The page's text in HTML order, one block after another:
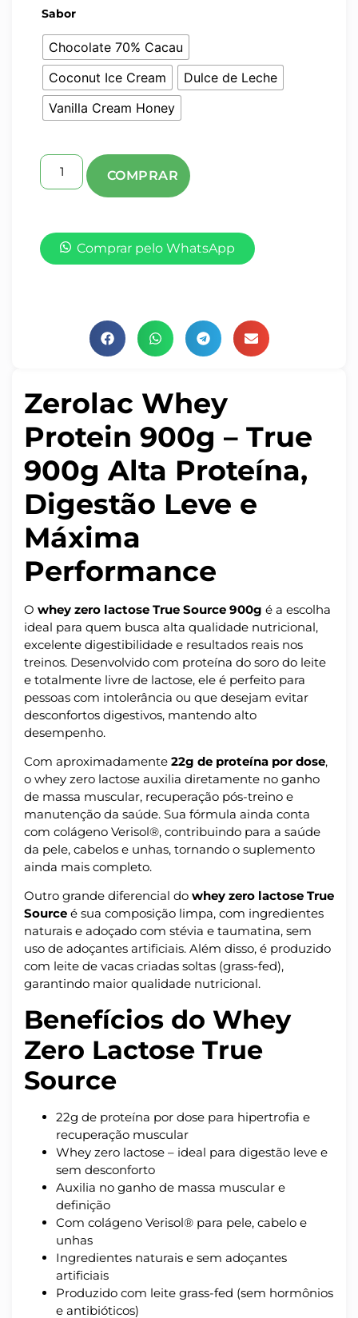
Zerolac Whey
Protein 900g – True
900g Alta Proteína,
Digestão Leve e
Máxima
Performance
O whey zero lactose True Source 900g é a escolha
ideal para quem busca alta qualidade nutricional,
excelente digestibilidade e resultados reais nos
treinos. Desenvolvido com proteína do soro do leite
e totalmente livre de lactose, ele é perfeito para
pessoas com intolerância ou que desejam evitar
desconfortos digestivos, mantendo alto
desempenho.
Com aproximadamente 22g de proteína por dose,
o whey zero lactose auxilia diretamente no ganho
de massa muscular, recuperação pós-treino e
manutenção da saúde. Sua fórmula ainda conta
com colágeno Verisol®, contribuindo para a saúde
da pele, cabelos e unhas, tornando o suplemento
ainda mais completo.
Outro grande diferencial do whey zero lactose True
Source é sua composição limpa, com ingredientes
naturais e adoçado com stévia e taumatina, sem
uso de adoçantes artificiais. Além disso, é produzido
com leite de vacas criadas soltas (grass-fed),
garantindo maior qualidade nutricional.
Benefícios do Whey
Zero Lactose True
Source
22g de proteína por dose para hipertrofia e
recuperação muscular
Whey zero lactose – ideal para digestão leve e
sem desconforto
Auxilia no ganho de massa muscular e
definição
Com colágeno Verisol® para pele, cabelo e
unhas
Ingredientes naturais e sem adoçantes
artificiais
Produzido com leite grass-fed (sem hormônios
e antibióticos)
Sabor
Chocolate 70% Cacau
Coconut Ice Cream
Dulce de Leche
Vanilla Cream Honey
Comprar pelo WhatsApp